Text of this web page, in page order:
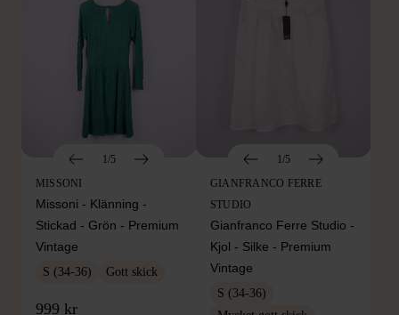
1/5
MISSONI
Missoni - Klänning -
Stickad - Grön - Premium
Vintage
S (34-36) Gott skick
999 kr
1/5
GIANFRANCO FERRE
STUDIO
Gianfranco Ferre Studio -
Kjol - Silke - Premium
Vintage
S (34-36)